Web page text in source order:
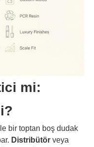
mi:
bir toptan boş dudak
Distribütör veya